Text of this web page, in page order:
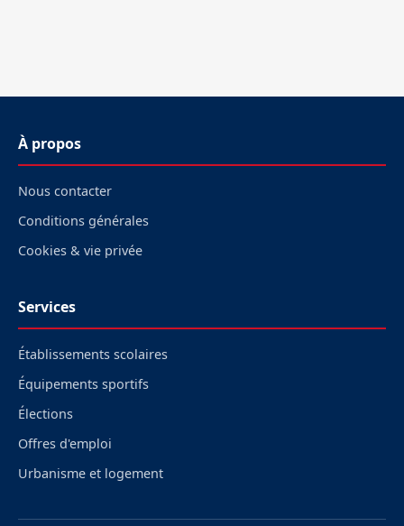
À propos
Nous contacter
Conditions générales
Cookies & vie privée
Services
Établissements scolaires
Équipements sportifs
Élections
Offres d'emploi
Urbanisme et logement